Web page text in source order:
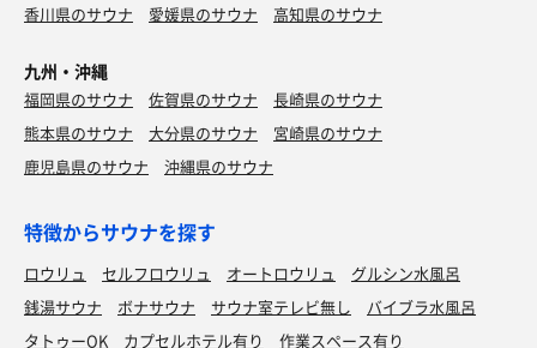
香川県のサウナ
愛媛県のサウナ 高知県のサウナ
九州・沖縄
福岡県のサウナ 佐賀県のサウナ
長崎県のサウナ
熊本県のサウナ
大分県のサウナ
宮崎県のサウナ
鹿児島県のサウナ
沖縄県のサウナ
特徴からサウナを探す
ロウリュ セルフロウリュ オートロウリュ
グルシン水風呂
銭湯サウナ
ボナサウナ サウナ室テレビ無し
バイブラ水風呂
タトゥーOK
カプセルホテル有り
作業スペース有り